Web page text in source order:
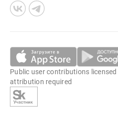
Public user contributions
attribution required